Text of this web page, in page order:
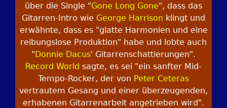
über die Single "Gone Long Gone", dass das
Gitarren-Intro wie George Harrison klingt und
erwähnte, dass es "glatte Harmonien und eine
reibungslose Produktion" habe und lobte auch
"Donnie Dacus' Gitarrenschattierungen".
Record World sagte, es sei "ein sanfter Mid-
Tempo-Rocker, der von Peter Ceteras
vertrautem Gesang und einer überzeugenden,
erhabenen Gitarrenarbeit angetrieben wird".